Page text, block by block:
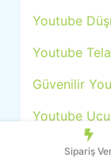
Youtube
Youtube
Güvenilir
Youtube
Youtube
Sipariş